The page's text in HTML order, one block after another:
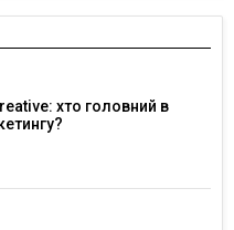
хто головний в